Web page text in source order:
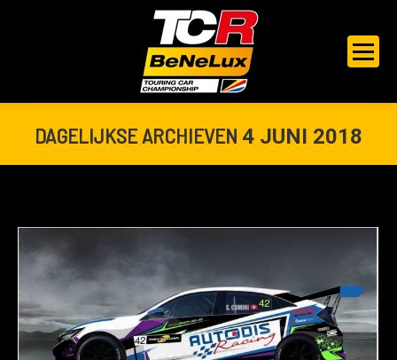
DAGELIJKSE ARCHIEVEN 4 JUNI 2018
Je bent hier: